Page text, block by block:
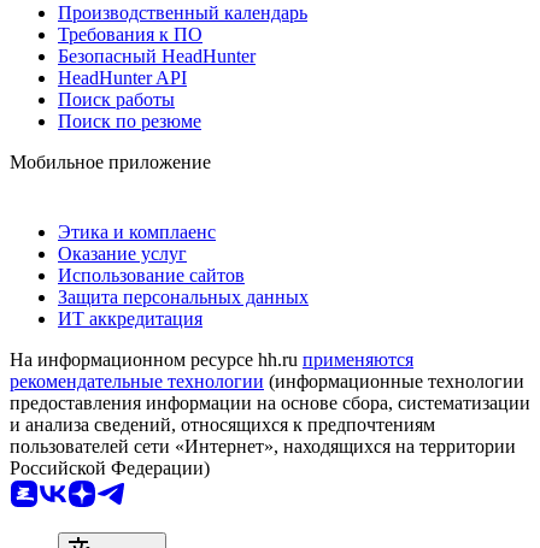
Производственный календарь
Требования к ПО
Безопасный HeadHunter
HeadHunter API
Поиск работы
Поиск по резюме
Мобильное приложение
Этика и комплаенс
Оказание услуг
Использование сайтов
Защита персональных данных
ИТ аккредитация
На информационном ресурсе hh.ru применяются
рекомендательные технологии (информационные технологии
предоставления информации на основе сбора, систематизации
и анализа сведений, относящихся к предпочтениям
пользователей сети «Интернет», находящихся на территории
Российской Федерации)